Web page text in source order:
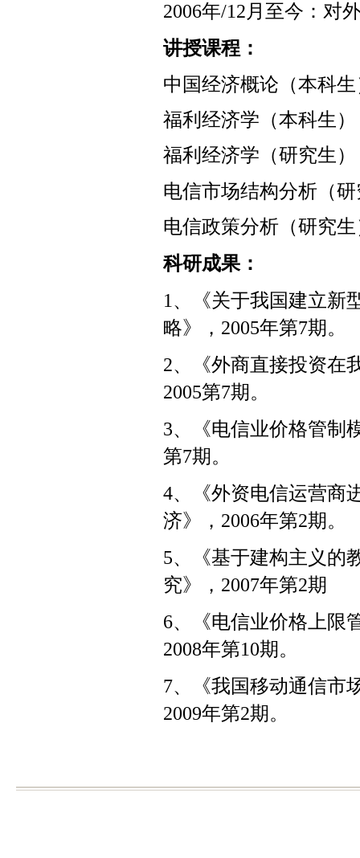
2006年/12 月至今：对
讲授课程：
中国经济概论（本科生
福利经济学（本科生）
福利经济学（研究生）
电信市场结构分析（
电信政策分析（研究生
科研成果：
1 、《关于我国建立新
略》， 2005年第7期。
2、《外商直接投资在
2005第7期。
3、《电信业价格管制
第7期。
4、《外资电信运营商
济》， 2006年第2期。
5、《基于建构主义的
究》， 2007年第2期
6、《电信业价格上限
2008年第10期。
7、《我国移动通信市
2009年第2期。